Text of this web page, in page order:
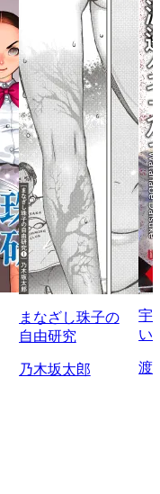
まなざし珠子の
自由研究
乃木坂太郎
宇
い
渡